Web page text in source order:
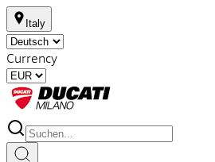
Italy
Currency